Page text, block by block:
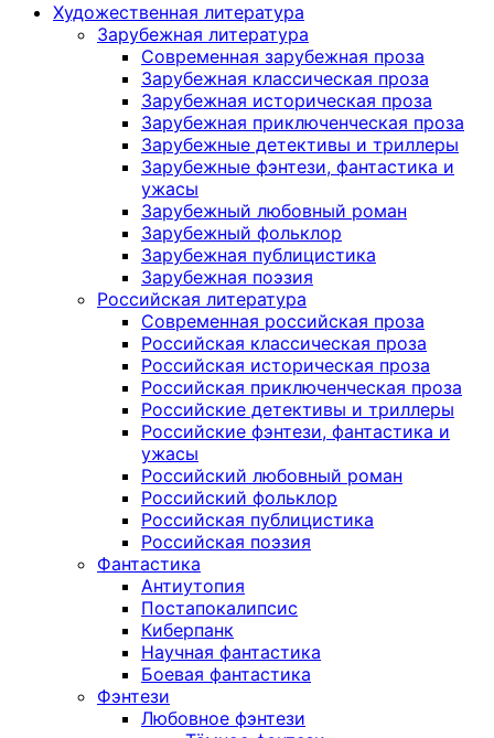
Художественная литература
Зарубежная литература
Современная зарубежная проза
Зарубежная классическая проза
Зарубежная историческая проза
Зарубежная приключенческая проза
Зарубежные детективы и триллеры
Зарубежные фэнтези, фантастика и
ужасы
Зарубежный любовный роман
Зарубежный фольклор
Зарубежная публицистика
Зарубежная поэзия
Российская литература
Современная российская проза
Российская классическая проза
Российская историческая проза
Российская приключенческая проза
Российские детективы и триллеры
Российские фэнтези, фантастика и
ужасы
Российский любовный роман
Российский фольклор
Российская публицистика
Российская поэзия
Фантастика
Антиутопия
Постапокалипсис
Киберпанк
Научная фантастика
Боевая фантастика
Фэнтези
Любовное фэнтези